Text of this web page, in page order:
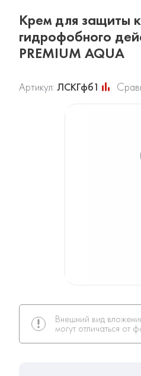
Крем для защиты
гидрофобного
PREMIUM AQUA
Артикул: ЛСКГфб1
Внешний вид
могут отличаться от